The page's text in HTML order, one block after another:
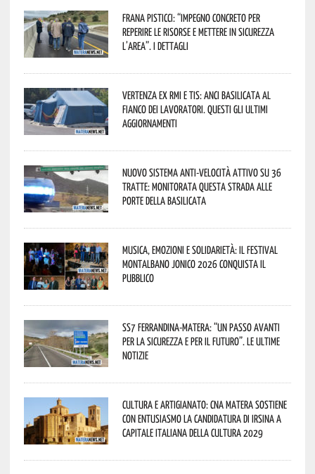
Frana Pisticci: “Impegno concreto per
reperire le risorse e mettere in sicurezza
l’area”. I dettagli
Vertenza ex RMI e TIS: ANCI Basilicata al
fianco dei lavoratori. Questi gli ultimi
aggiornamenti
Nuovo sistema anti-velocità attivo su 36
tratte: monitorata questa strada alle
porte della Basilicata
Musica, emozioni e solidarietà: il Festival
Montalbano Jonico 2026 conquista il
pubblico
SS7 Ferrandina-Matera: “Un passo avanti
per la sicurezza e per il futuro”. Le ultime
notizie
Cultura e Artigianato: CNA Matera sostiene
con entusiasmo la candidatura di Irsina a
Capitale Italiana della Cultura 2029